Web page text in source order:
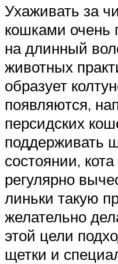
Ухаживать за
кошками очень
на длинный
животных
образует
появляются,
персидских
поддерживать
состоянии,
регулярно
линьки такую
желательно
этой цели
щетки и